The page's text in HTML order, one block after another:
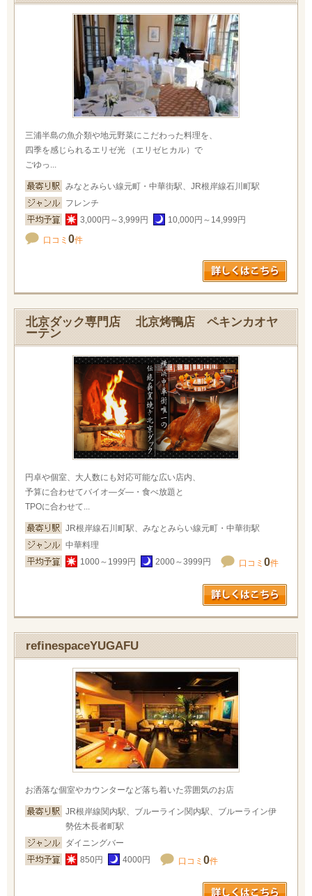
三浦半島の魚介類や地元野菜にこだわった料理を、
四季を感じられるエリゼ光 （エリゼヒカル）で
ごゆっ...
みなとみらい線元町・中華街駅、JR根岸線石川町駅
フレンチ
3,000円～3,999円
10,000円～14,999円
口コミ 0件
北京ダック専門店 北京烤鴨店 ペキンカオヤ
ーテン
円卓や個室、大人数にも対応可能な広い店内、
予算に合わせてバイオ―ダ―・食べ放題と
TPOに合わせて...
JR根岸線石川町駅、みなとみらい線元町・中華街駅
中華料理
1000～1999円
2000～3999円 口コミ 0件
refinespaceYUGAFU
お洒落な個室やカウンターなど落ち着いた雰囲気のお店
JR根岸線関内駅、ブルーライン関内駅、ブルーライン伊
勢佐木長者町駅
ダイニングバー
850円
4000円 口コミ 0件